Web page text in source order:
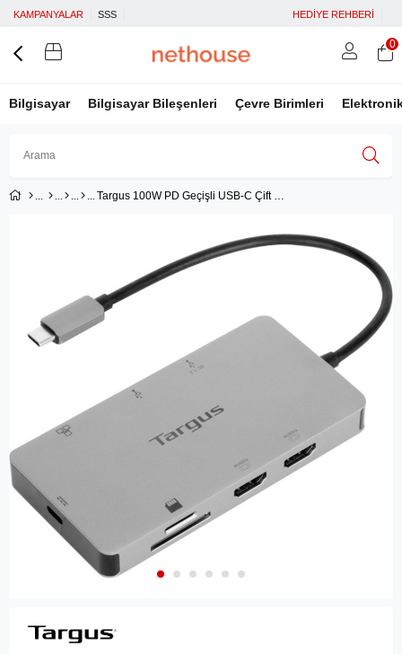
KAMPANYALAR SSS HEDİYE REHBERİ
Bilgisayar Bilgisayar Bileşenleri Çevre Birimleri
Üye Girişi Facebook İle Bağlan
Google İle Bağlan
0
Targus 100W PD Geçişli USB-C Çift HDMI 4K Bağlantı İstasyonu